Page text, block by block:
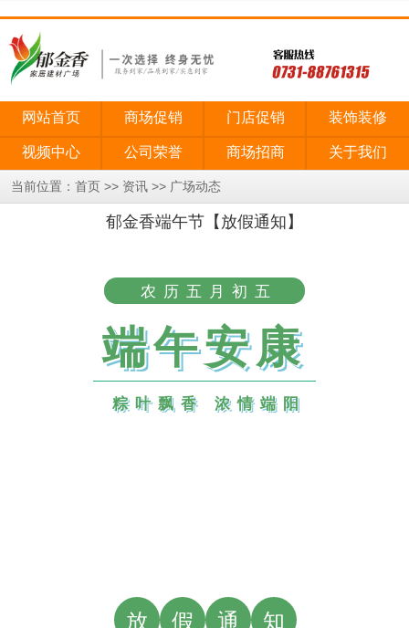
网站首页 商场促销 门店促销 装饰装修
视频中心 公司荣誉 商场招商 关于我们
当前位置： 首页 >> 资讯 >> 广场动态
郁金香端午节【放假通知】
农历五月初五
端午安康
粽叶飘香 浓情端阳
放 假 通 知